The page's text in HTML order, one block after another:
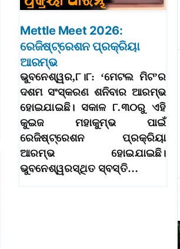
Mettle Meet 2026:
ରେଜିଷ୍ଟ୍ରେଶନ ପ୍ରକ୍ରିୟା
ଆରମ୍ଭ
ଭୁବନେଶ୍ୱର,୮।୮: ‘ମେଟଲ ମିଟ’ର
ଦଶମ ସଂସ୍କରଣ ଶନିବାର ଆରମ୍ଭ
ହୋଇଯାଇଛି। ସକାଳ ୮.୩୦ରୁ ଏହି
କୁଇଜ ମହାକୁମ୍ଭ ପାଇଁ
ରେଜିଷ୍ଟ୍ରେଶନ ପ୍ରକ୍ରିୟା
ଆରମ୍ଭ ହୋଇଯାଇଛି।
ଭୁବନେଶ୍ୱରସ୍ଥିତ ସ୍ବସ୍ତି…